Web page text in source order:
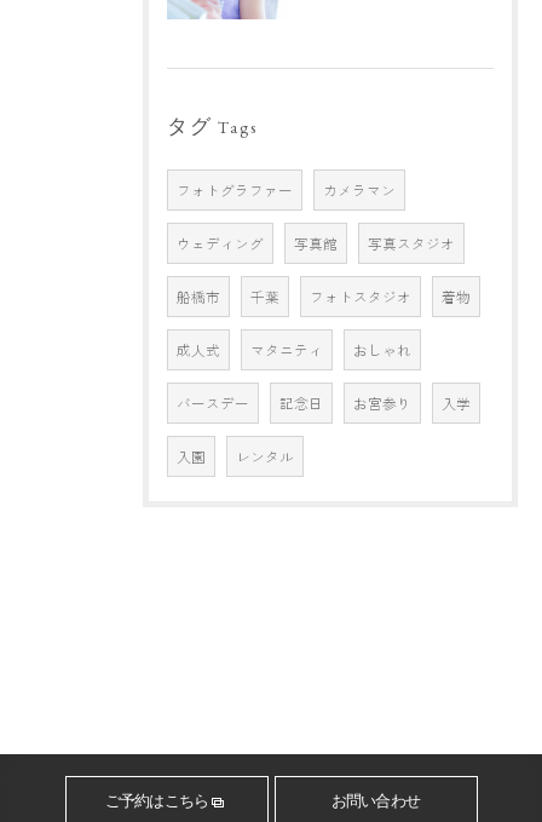
タグ Tags
フォトグラファー カメラマン
ウェディング 写真館 写真スタジオ
船橋市 千葉 フォトスタジオ 着物
成人式 マタニティ おしゃれ
バースデー 記念日 お宮参り 入学
入園 レンタル
ご予約はこちら お問い合わせ